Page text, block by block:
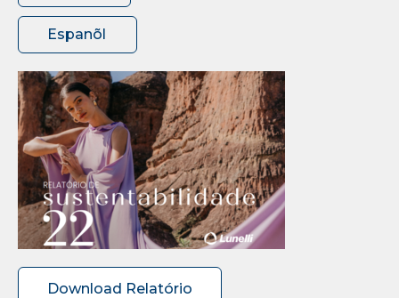
Espanõl
Download Relatório